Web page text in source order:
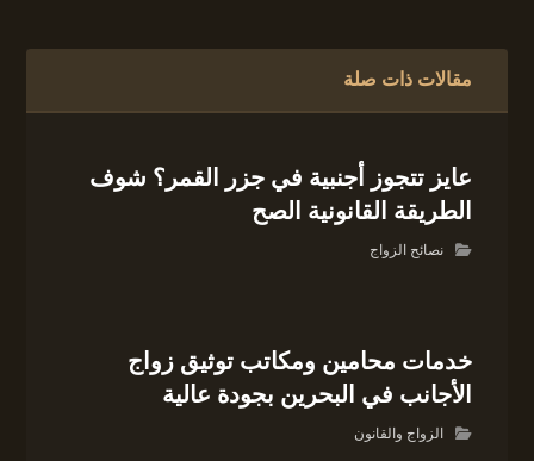
مقالات ذات صلة
عايز تتجوز أجنبية في جزر القمر؟ شوف
الطريقة القانونية الصح
نصائح الزواج
خدمات محامين ومكاتب توثيق زواج
الأجانب في البحرين بجودة عالية
الزواج والقانون